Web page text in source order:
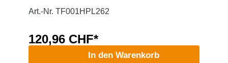
Art.-Nr. TF001HPL262
120,96 CHF*
In den Warenkorb